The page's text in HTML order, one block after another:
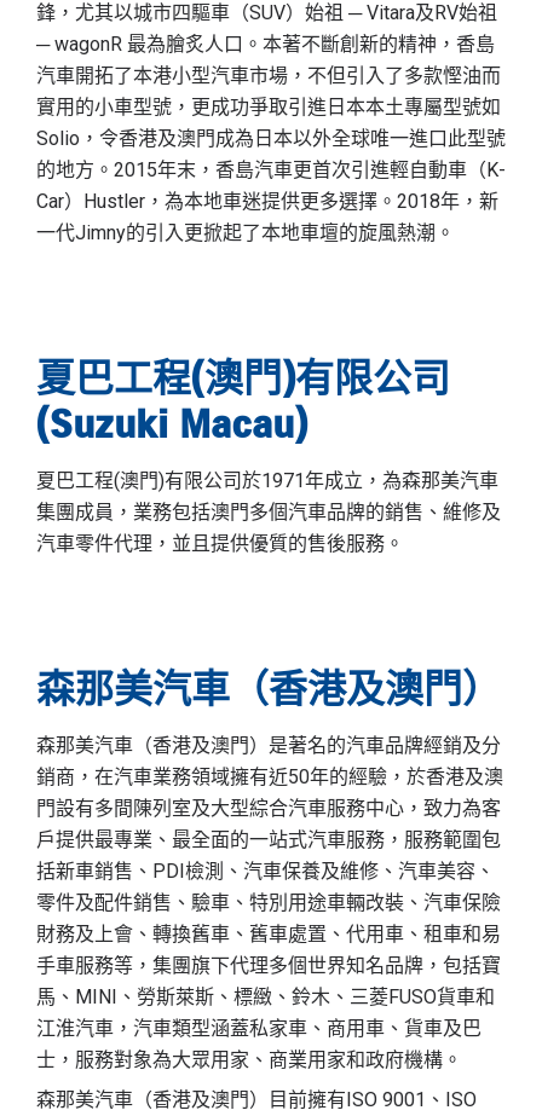
鋒，尤其以城市四驅車（SUV）始祖 ─ Vitara及RV始祖
─ wagonR 最為膾炙人口。本著不斷創新的精神，香島
汽車開拓了本港小型汽車市場，不但引入了多款慳油而
實用的小車型號，更成功爭取引進日本本土專屬型號如
Solio，令香港及澳門成為日本以外全球唯一進口此型號
的地方。2015年末，香島汽車更首次引進輕自動車（K-
Car）Hustler，為本地車迷提供更多選擇。2018年，新
一代Jimny的引入更掀起了本地車壇的旋風熱潮。
夏巴工程(澳門)有限公司
(Suzuki Macau)
夏巴工程(澳門)有限公司於1971年成立，為森那美汽車
集團成員，業務包括澳門多個汽車品牌的銷售、維修及
汽車零件代理，並且提供優質的售後服務。
森那美汽車（香港及澳門）
森那美汽車（香港及澳門）是著名的汽車品牌經銷及分
銷商，在汽車業務領域擁有近50年的經驗，於香港及澳
門設有多間陳列室及大型綜合汽車服務中心，致力為客
戶提供最專業、最全面的一站式汽車服務，服務範圍包
括新車銷售、PDI檢測、汽車保養及維修、汽車美容、
零件及配件銷售、驗車、特別用途車輛改裝、汽車保險
財務及上會、轉換舊車、舊車處置、代用車、租車和易
手車服務等，集團旗下代理多個世界知名品牌，包括寶
馬、MINI、勞斯萊斯、標緻、鈴木、三菱FUSO貨車和
江淮汽車，汽車類型涵蓋私家車、商用車、貨車及巴
士，服務對象為大眾用家、商業用家和政府機構。
森那美汽車（香港及澳門）目前擁有ISO 9001、ISO